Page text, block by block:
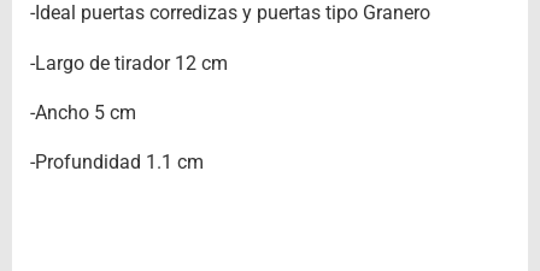
-Ideal puertas corredizas y puertas tipo Granero
-Largo de tirador 12 cm
-Ancho 5 cm
-Profundidad 1.1 cm